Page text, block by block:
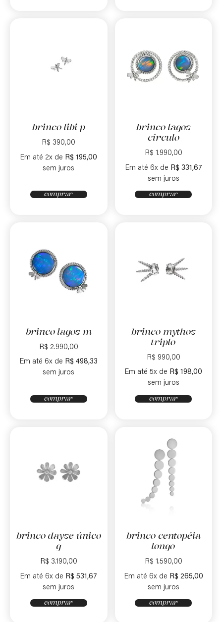
brinco libi p
R$ 390,00
Em até 2x de R$ 195,00
sem juros
comprar
brinco lagos
círculo
R$ 1.990,00
Em até 6x de R$ 331,67
sem juros
comprar
brinco lagos m
R$ 2.990,00
Em até 6x de R$ 498,33
sem juros
comprar
brinco mythos
triplo
R$ 990,00
Em até 5x de R$ 198,00
sem juros
comprar
brinco dayse único
g
R$ 3.190,00
Em até 6x de R$ 531,67
sem juros
comprar
brinco centopéia
longo
R$ 1.590,00
Em até 6x de R$ 265,00
sem juros
comprar